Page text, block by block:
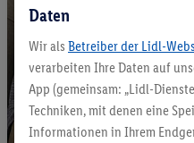
Daten
Wir als Betreiber der Lidl-
verarbeiten Ihre Daten auf
App (gemeinsam: „Lidl-
Techniken, mit denen eine
Informationen in Ihrem